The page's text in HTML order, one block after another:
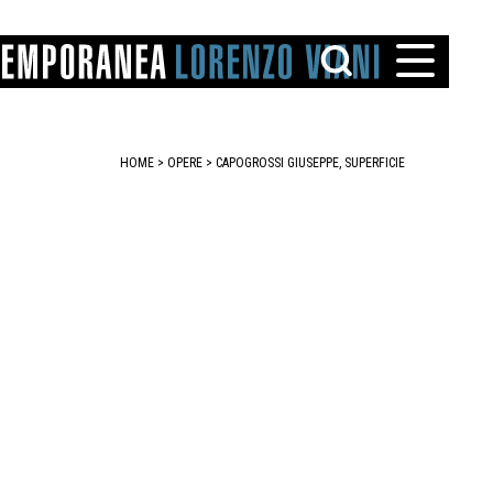
HOME > OPERE > CAPOGROSSI GIUSEPPE, SUPERFICIE